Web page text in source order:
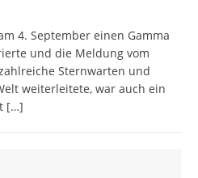
4. September einen Gamma
und die Meldung vom
Sternwarten und
weiterleitete, war auch ein
[…]